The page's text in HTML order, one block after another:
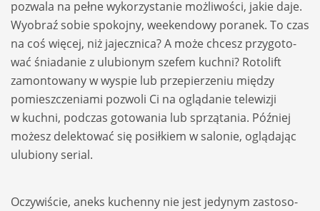
pozwala na pełne wyko­rzy­sta­nie moż­li­wo­ści, jakie daje.
Wyobraź sobie spo­kojny, week­en­dowy pora­nek. To czas
na coś wię­cej, niż jajecz­nica? A może chcesz przy­go­to­
wać śnia­da­nie z ulu­bio­nym sze­fem kuchni? Roto­lift
zamon­to­wany w wyspie lub prze­pie­rze­niu mię­dzy
pomiesz­cze­niami pozwoli Ci na oglą­da­nie tele­wi­zji
w kuchni, pod­czas goto­wa­nia lub sprzą­ta­nia. Póź­niej
możesz delek­to­wać się posił­kiem w salo­nie, oglą­da­jąc
ulu­biony serial.
Oczy­wi­ście, aneks kuchenny nie jest jedy­nym zasto­so­